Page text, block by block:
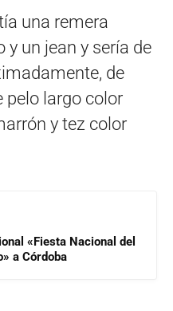
una remera
y un jean y sería de
de
pelo largo color
y tez color
«Fiesta Nacional del
a Córdoba